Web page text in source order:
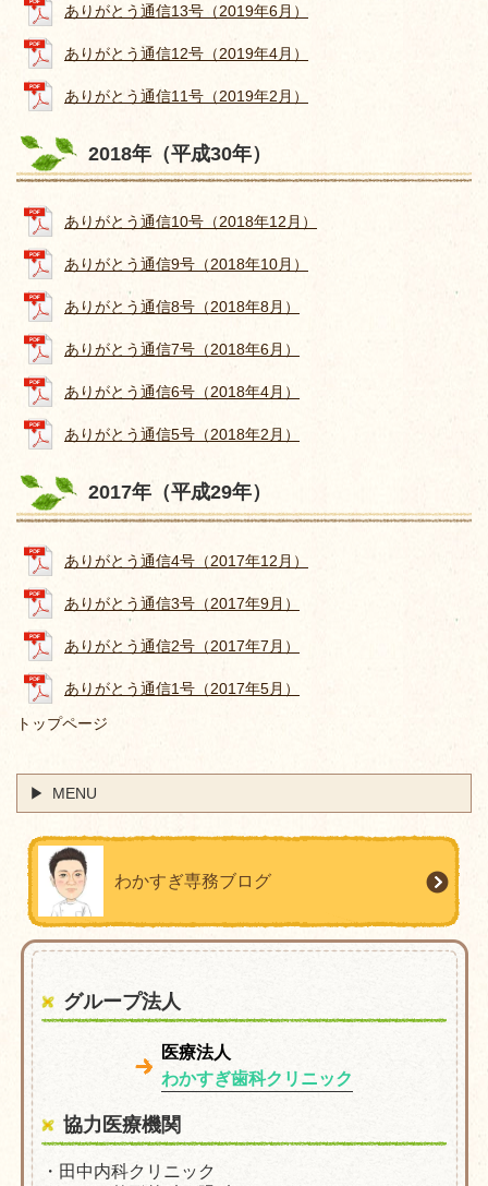
ありがとう通信13号（2019年6月）
ありがとう通信12号（2019年4月）
ありがとう通信11号（2019年2月）
2018年（平成30年）
ありがとう通信10号（2018年12月）
ありがとう通信9号（2018年10月）
ありがとう通信8号（2018年8月）
ありがとう通信7号（2018年6月）
ありがとう通信6号（2018年4月）
ありがとう通信5号（2018年2月）
2017年（平成29年）
ありがとう通信4号（2017年12月）
ありがとう通信3号（2017年9月）
ありがとう通信2号（2017年7月）
ありがとう通信1号（2017年5月）
トップページ
MENU
わかすぎ専務ブログ
グループ法人
医療法人
わかすぎ歯科クリニック
協力医療機関
・田中内科クリニック